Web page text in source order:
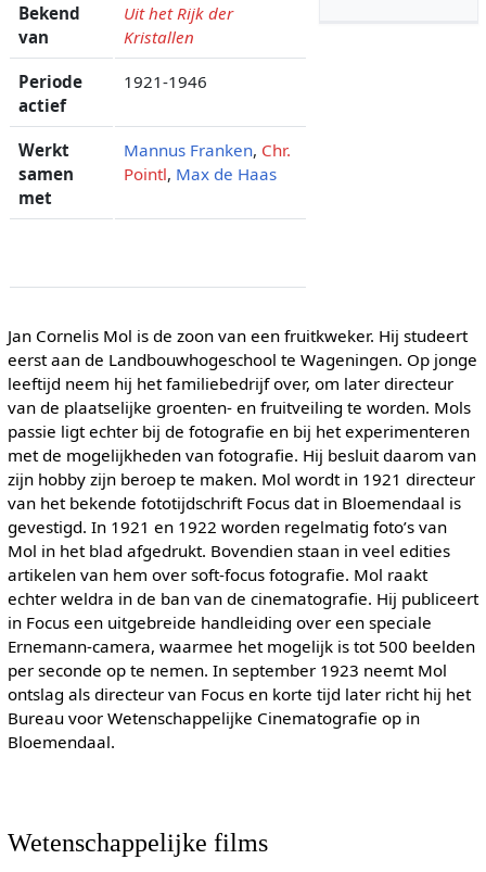
Bekend
van
Uit het Rijk der
Kristallen
Periode
actief
1921-1946
Werkt
samen
met
Mannus Franken, Chr.
Pointl, Max de Haas
Jan Cornelis Mol is de zoon van een fruitkweker. Hij studeert
eerst aan de Landbouwhogeschool te Wageningen. Op jonge
leeftijd neem hij het familiebedrijf over, om later directeur
van de plaatselijke groenten- en fruitveiling te worden. Mols
passie ligt echter bij de fotografie en bij het experimenteren
met de mogelijkheden van fotografie. Hij besluit daarom van
zijn hobby zijn beroep te maken. Mol wordt in 1921 directeur
van het bekende fototijdschrift Focus dat in Bloemendaal is
gevestigd. In 1921 en 1922 worden regelmatig foto’s van
Mol in het blad afgedrukt. Bovendien staan in veel edities
artikelen van hem over soft-focus fotografie. Mol raakt
echter weldra in de ban van de cinematografie. Hij publiceert
in Focus een uitgebreide handleiding over een speciale
Ernemann-camera, waarmee het mogelijk is tot 500 beelden
per seconde op te nemen. In september 1923 neemt Mol
ontslag als directeur van Focus en korte tijd later richt hij het
Bureau voor Wetenschappelijke Cinematografie op in
Bloemendaal.
Wetenschappelijke films